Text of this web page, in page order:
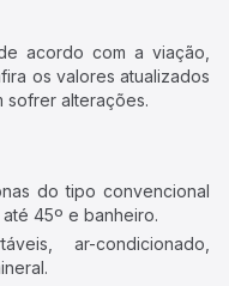
acordo com a viação,
os valores atualizados
sofrer alterações.
do tipo convencional
45º e banheiro.
ar-condicionado,